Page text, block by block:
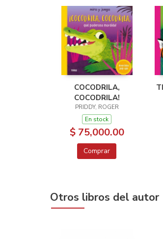
COCODRILA,
COCODRILA!
PRIDDY, ROGER
En stock
$ 75,000.00
Comprar
Otros libros del autor